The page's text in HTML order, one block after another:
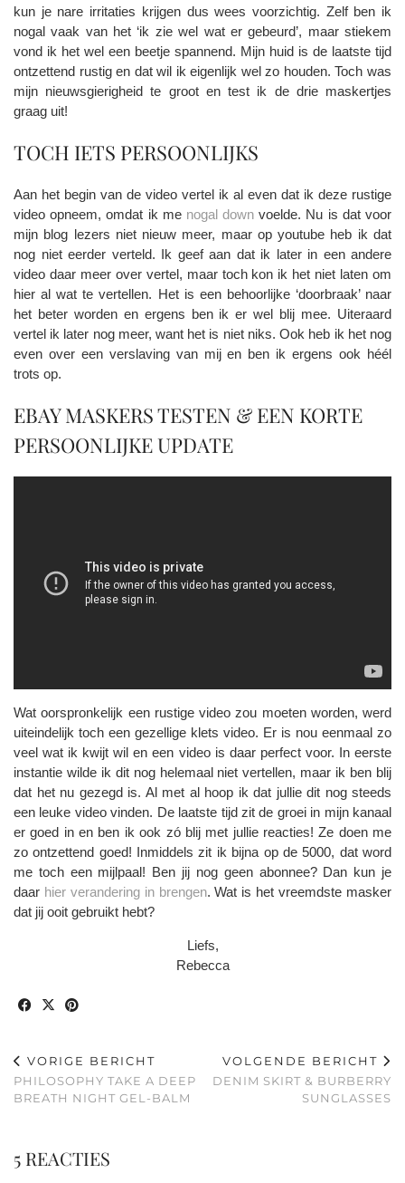
kun je nare irritaties krijgen dus wees voorzichtig. Zelf ben ik
nogal vaak van het ‘ik zie wel wat er gebeurd’, maar stiekem
vond ik het wel een beetje spannend. Mijn huid is de laatste tijd
ontzettend rustig en dat wil ik eigenlijk wel zo houden. Toch was
mijn nieuwsgierigheid te groot en test ik de drie maskertjes
graag uit!
TOCH IETS PERSOONLIJKS
Aan het begin van de video vertel ik al even dat ik deze rustige
video opneem, omdat ik me nogal down voelde. Nu is dat voor
mijn blog lezers niet nieuw meer, maar op youtube heb ik dat
nog niet eerder verteld. Ik geef aan dat ik later in een andere
video daar meer over vertel, maar toch kon ik het niet laten om
hier al wat te vertellen. Het is een behoorlijke ‘doorbraak’ naar
het beter worden en ergens ben ik er wel blij mee. Uiteraard
vertel ik later nog meer, want het is niet niks. Ook heb ik het nog
even over een verslaving van mij en ben ik ergens ook héél
trots op.
EBAY MASKERS TESTEN & EEN KORTE
PERSOONLIJKE UPDATE
Wat oorspronkelijk een rustige video zou moeten worden, werd
uiteindelijk toch een gezellige klets video. Er is nou eenmaal zo
veel wat ik kwijt wil en een video is daar perfect voor. In eerste
instantie wilde ik dit nog helemaal niet vertellen, maar ik ben blij
dat het nu gezegd is. Al met al hoop ik dat jullie dit nog steeds
een leuke video vinden. De laatste tijd zit de groei in mijn kanaal
er goed in en ben ik ook zó blij met jullie reacties! Ze doen me
zo ontzettend goed! Inmiddels zit ik bijna op de 5000, dat word
me toch een mijlpaal! Ben jij nog geen abonnee? Dan kun je
daar hier verandering in brengen. Wat is het vreemdste masker
dat jij ooit gebruikt hebt?
Liefs,
Rebecca
VORIGE BERICHT
PHILOSOPHY TAKE A DEEP
BREATH NIGHT GEL-BALM
VOLGENDE BERICHT
DENIM SKIRT & BURBERRY
SUNGLASSES
5 REACTIES